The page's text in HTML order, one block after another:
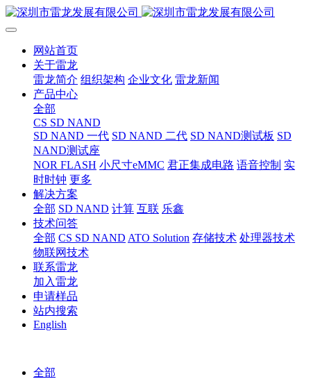
网站首页
关于雷龙
雷龙简介 组织架构 企业文化 雷龙新闻
产品中心
全部
CS SD NAND
SD NAND 一代 SD NAND 二代 SD NAND测试板 SD
NAND测试座
NOR FLASH 小尺寸eMMC 君正集成电路 语音控制 实
时时钟 更多
解决方案
全部 SD NAND 计算 互联 乐鑫
技术问答
全部 CS SD NAND ATO Solution 存储技术 处理器技术
物联网技术
联系雷龙
加入雷龙
申请样品
站内搜索
English
全部